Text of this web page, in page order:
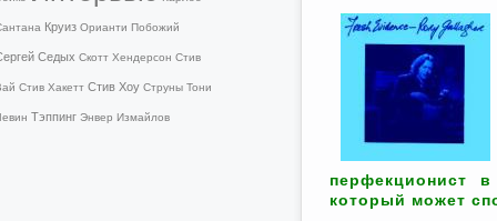
Круиз Орианти Побожий
Седых Скотт Хендерсон Стив
Стив Хакетт Стив Хоу Струны Тони
Тэппинг Энвер Измайлов
перфекционист
который может